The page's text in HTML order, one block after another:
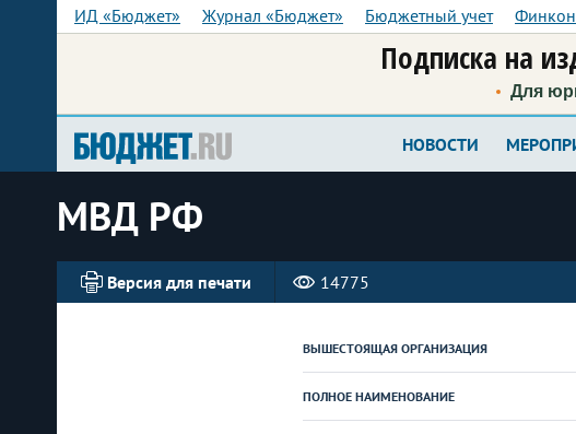
ИД «Бюджет» Журнал «Бюджет» Бюджетный учет
Подписка на
Для
НОВОСТИ
МВД РФ
Версия для печати 14775
ВЫШЕСТОЯЩАЯ ОРГАНИЗАЦИЯ
ПОЛНОЕ НАИМЕНОВАНИЕ